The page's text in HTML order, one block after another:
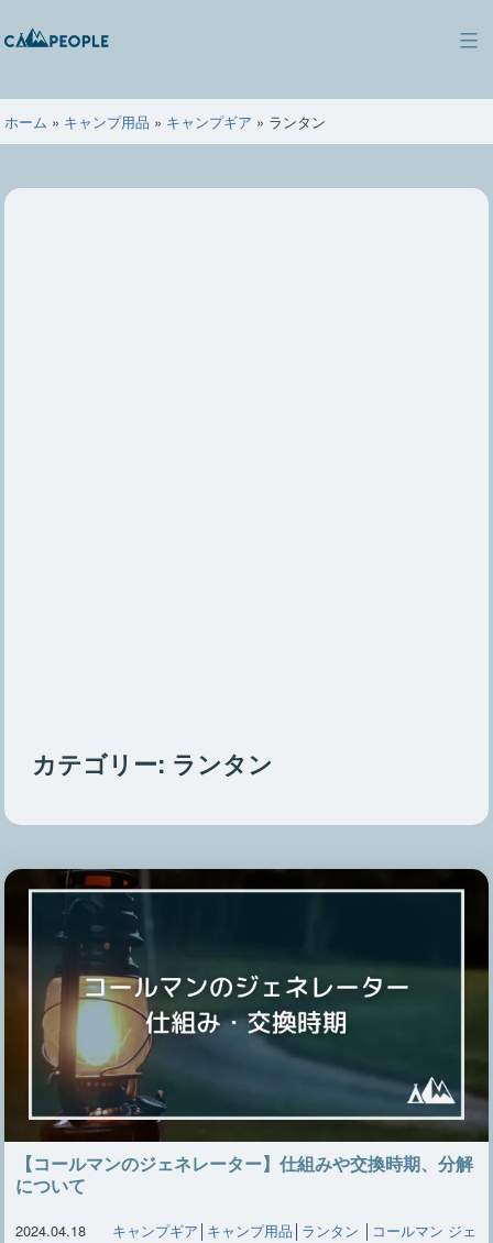
ン
ツ
へ
キ
キ
ン
ピ
ー
ー
ホーム » キャンプ用品 » キャンプギア » ランタン
カテゴリー: ランタン
【コールマンのジェネレーター】仕組みや交換時期、分解
について
2024.04.18 キャンプギア │ キャンプ用品 │ ランタン │ コールマン ジェ